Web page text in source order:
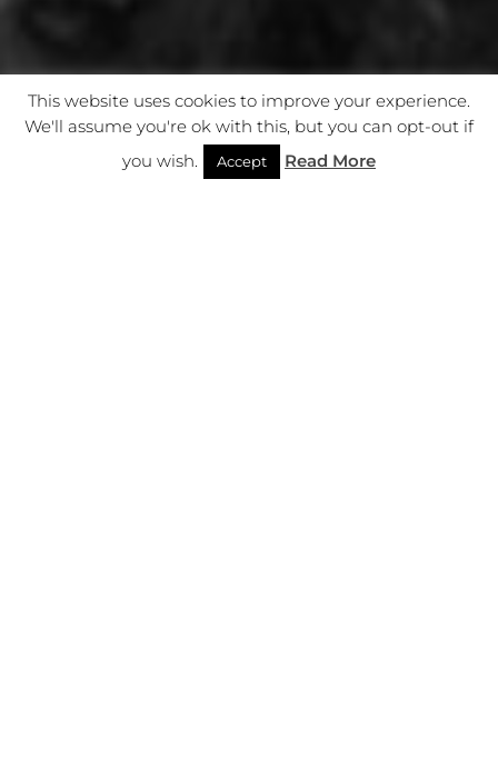
This website uses cookies to improve your experience.
We'll assume you're ok with this, but you can opt-out if
you wish.
Accept Read More